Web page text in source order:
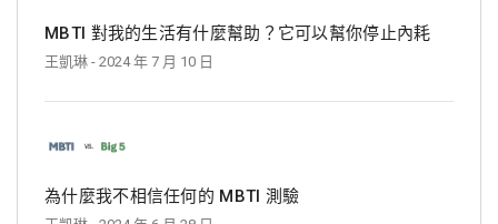
MBTI 對我的生活有什麼幫助？它可以幫你停止內耗
王凱琳 - 2024 年 7 月 10 日
為什麼我不相信任何的 MBTI 測驗